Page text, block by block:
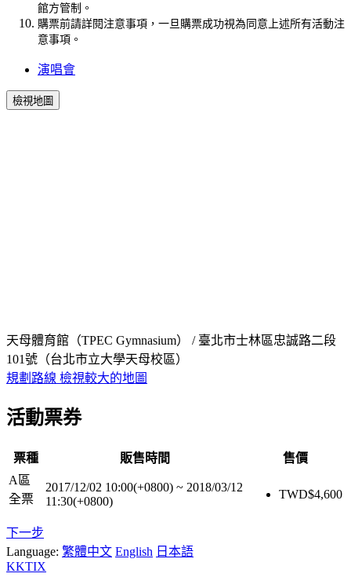
館方管制。
購票前請詳閱注意事項，一旦購票成功視為同意上述所有活動注
意事項。
演唱會
檢視地圖
天母體育館（TPEC Gymnasium） / 臺北市士林區忠誠路二段
101號（台北市立大學天母校區）
規劃路線 檢視較大的地圖
活動票券
票種 販售時間
售價
A區
全票
2017/12/02 10:00(+0800) ~ 2018/03/12
11:30(+0800)
TWD$4,600
下一步
Language: 繁體中文 English 日本語
KKTIX